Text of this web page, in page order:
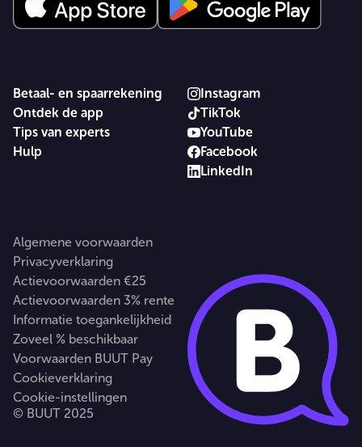
Betaal- en spaarrekening
Ontdek de app
Tips van experts
Hulp
Instagram
TikTok
YouTube
Facebook
LinkedIn
Algemene voorwaarden
Privacyverklaring
Actievoorwaarden €25
Actievoorwaarden 3% rente
Informatie toegankelijkheid
Zoveel % beschikbaar
Voorwaarden BUUT Pay
Cookieverklaring
Cookie-instellingen
© BUUT 2025